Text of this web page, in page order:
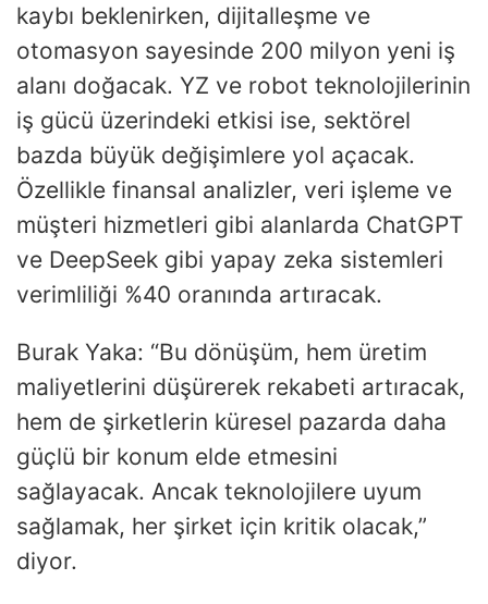
kaybı beklenirken, dijitalleşme ve
otomasyon sayesinde 200 milyon yeni iş
alanı doğacak. YZ ve robot teknolojilerinin
iş gücü üzerindeki etkisi ise, sektörel
bazda büyük değişimlere yol açacak.
Özellikle finansal analizler, veri işleme ve
müşteri hizmetleri gibi alanlarda ChatGPT
ve DeepSeek gibi yapay zeka sistemleri
verimliliği %40 oranında artıracak.
Burak Yaka: “Bu dönüşüm, hem üretim
maliyetlerini düşürerek rekabeti artıracak,
hem de şirketlerin küresel pazarda daha
güçlü bir konum elde etmesini
sağlayacak. Ancak teknolojilere uyum
sağlamak, her şirket için kritik olacak,”
diyor.